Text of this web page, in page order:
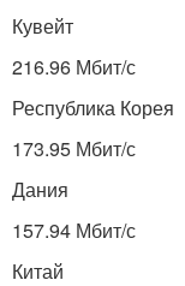
Кувейт
216.96 Мбит/с
Республика Корея
173.95 Мбит/с
Дания
157.94 Мбит/с
Китай